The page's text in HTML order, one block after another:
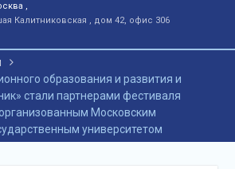
,
Калитниковская , дом 42, офис 306
образования и развития и
стали партнерами фестиваля
Московским
университетом